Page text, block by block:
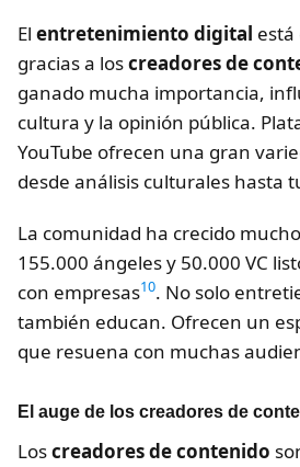
El entretenimiento digital
gracias a loscreadores de
ganado mucha importancia,
cultura y la opinión pública.
YouTube ofrecen una gran
desde análisis culturales hasta
La comunidad ha crecido
155.000 ángeles y 50.000 VC
con empresas10. No solo
también educan. Ofrecen un
que resuena con muchas
El auge de los creadores de
Loscreadores de contenido